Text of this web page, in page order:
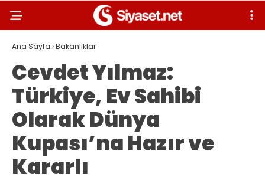
Ana Sayfa ›Bakanlıklar
Cevdet Yılmaz:
Türkiye, Ev Sahibi
Olarak Dünya
Kupası’na Hazır ve
Kararlı